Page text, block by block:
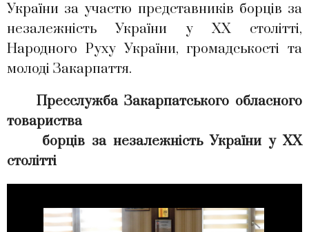
України за участю представників борців за
незалежність України у ХХ столітті,
Народного Руху України, громадськості та
молоді Закарпаття.
Пресслужба Закарпатського обласного
товариства
борців за незалежність України у ХХ
столітті